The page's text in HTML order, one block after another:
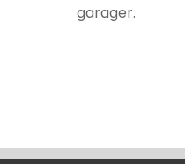
garager.